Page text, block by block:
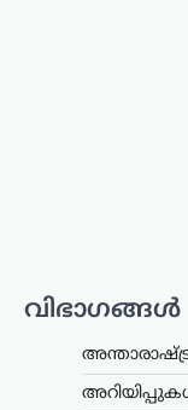
വിഭാഗങ്ങൾ